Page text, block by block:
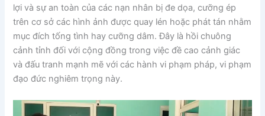
lợi và sự an toàn của các nạn nhân bị đe dọa, cưỡng ép
trên cơ sở các hình ảnh được quay lén hoặc phát tán nhằm
mục đích tống tình hay cưỡng dâm. Đây là hồi chuông
cảnh tỉnh đối với cộng đồng trong việc đề cao cảnh giác
và đấu tranh mạnh mẽ với các hành vi phạm pháp, vi phạm
đạo đức nghiêm trọng này.